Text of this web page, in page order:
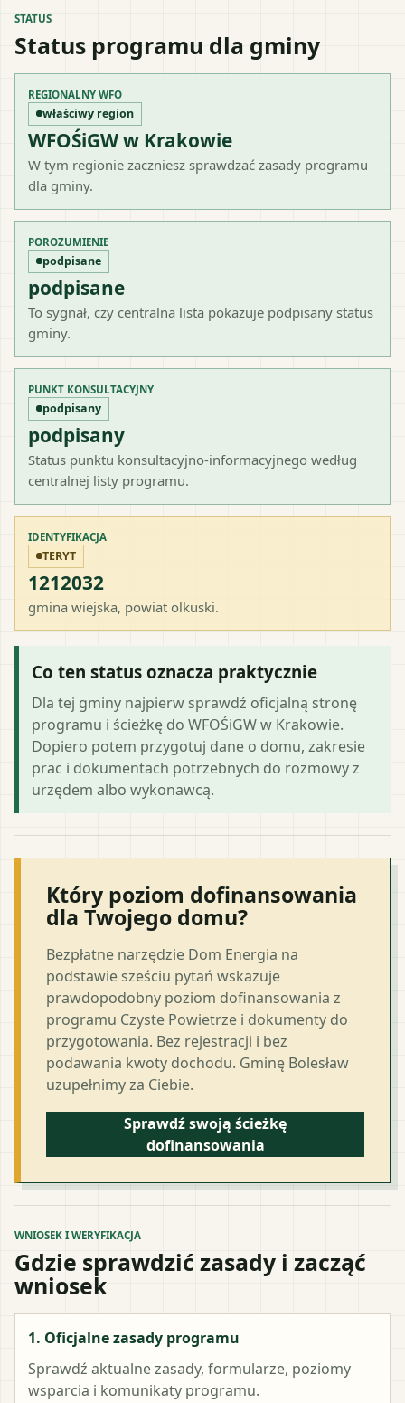
STATUS
Status programu dla gminy
REGIONALNY WFO
właściwy region
WFOŚiGW w Krakowie
W tym regionie zaczniesz sprawdzać zasady programu
dla gminy.
POROZUMIENIE
podpisane
podpisane
To sygnał, czy centralna lista pokazuje podpisany status
gminy.
PUNKT KONSULTACYJNY
podpisany
podpisany
Status punktu konsultacyjno-informacyjnego według
centralnej listy programu.
IDENTYFIKACJA
TERYT
1212032
gmina wiejska, powiat olkuski.
Co ten status oznacza praktycznie
Dla tej gminy najpierw sprawdź oficjalną stronę
programu i ścieżkę do WFOŚiGW w Krakowie.
Dopiero potem przygotuj dane o domu, zakresie
prac i dokumentach potrzebnych do rozmowy z
urzędem albo wykonawcą.
Który poziom dofinansowania
dla Twojego domu?
Bezpłatne narzędzie Dom Energia na
podstawie sześciu pytań wskazuje
prawdopodobny poziom dofinansowania z
programu Czyste Powietrze i dokumenty do
przygotowania. Bez rejestracji i bez
podawania kwoty dochodu. Gminę Bolesław
uzupełnimy za Ciebie.
Sprawdź swoją ścieżkę
dofinansowania
WNIOSEK I WERYFIKACJA
Gdzie sprawdzić zasady i zacząć
wniosek
1. Oficjalne zasady programu
Sprawdź aktualne zasady, formularze, poziomy
wsparcia i komunikaty programu.